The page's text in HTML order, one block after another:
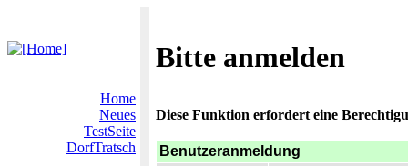
Bitte anmelden
Home
Neues
TestSeite
DorfTratsch
Diese Funktion erfordert eine
Benutzeranmeldung